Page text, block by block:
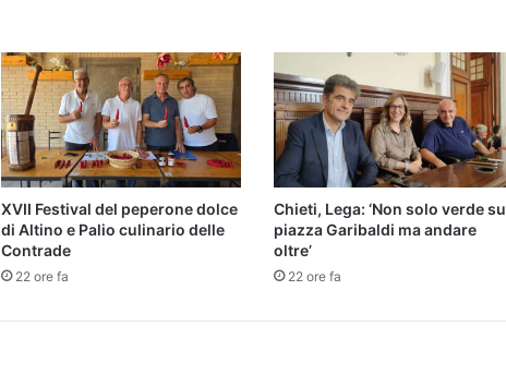
XVII Festival del peperone dolce
di Altino e Palio culinario delle
Contrade
22 ore fa
Chieti, Lega: ‘Non solo verde su
piazza Garibaldi ma andare
oltre’
22 ore fa